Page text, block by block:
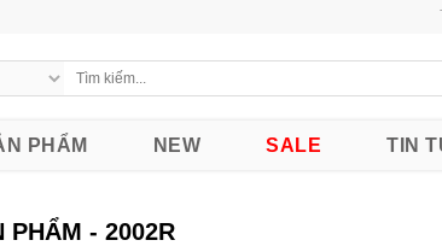
PHẨM NEW SALE TIN
PHẨM - 2002R